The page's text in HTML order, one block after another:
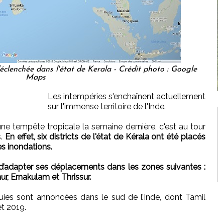
dans l'état de Kerala - Crédit photo : Google
Maps
Les intempéries s'enchaînent actuellement
sur l'immense territoire de l'Inde.
tempête tropicale la semaine dernière, c'est au tour
En effet, six districts de l'état de Kérala ont été placés
inondations.
ses déplacements dans les zones suivantes :
Ernakulam et Thrissur.
sont annoncées dans le sud de l’Inde, dont Tamil
2019.